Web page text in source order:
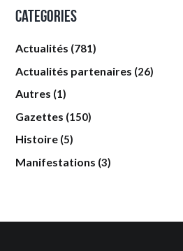
Categories
Actualités (781)
Actualités partenaires (26)
Autres (1)
Gazettes (150)
Histoire (5)
Manifestations (3)